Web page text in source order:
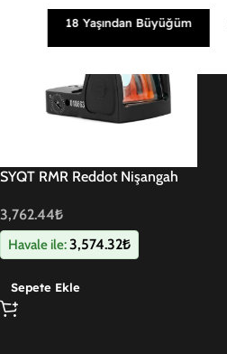
18 Yaşından Büyüğüm
SYQT RMR Reddot Nişangah
3,762.44₺
Havale ile:3,574.32₺
Sepete Ekle